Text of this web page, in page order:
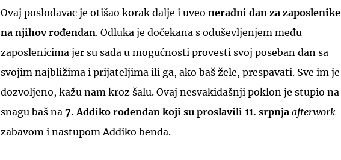
Ovaj poslodavac je otišao korak dalje i uveo neradni dan za zaposlenike
na njihov rođendan. Odluka je dočekana s oduševljenjem među
zaposlenicima jer su sada u mogućnosti provesti svoj poseban dan sa
svojim najbližima i prijateljima ili ga, ako baš žele, prespavati. Sve im je
dozvoljeno, kažu nam kroz šalu. Ovaj nesvakidašnji poklon je stupio na
snagu baš na 7. Addiko rođendan koji su proslavili 11. srpnja afterwork
zabavom i nastupom Addiko benda.